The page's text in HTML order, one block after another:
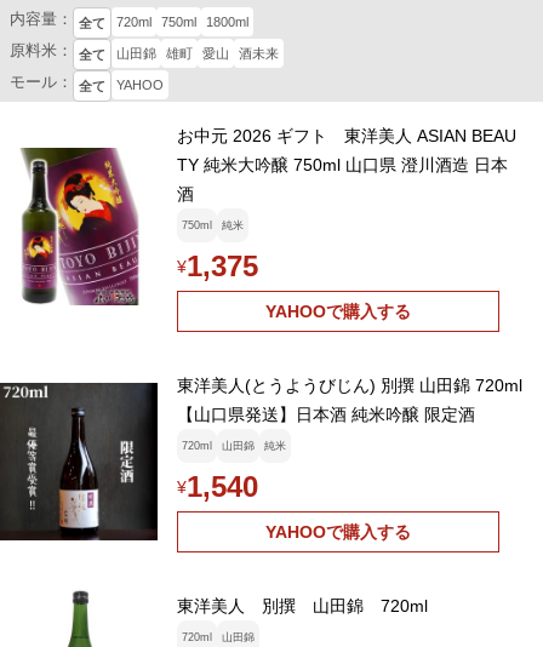
内容量： 全て 720ml 750ml 1800ml
原料米： 全て 山田錦 雄町 愛山 酒未来
モール： 全て YAHOO
お中元 2026 ギフト 東洋美人 ASIAN BEAU
TY 純米大吟醸 750ml 山口県 澄川酒造 日本
酒
750ml 純米
¥1,375
YAHOOで購入する
東洋美人(とうようびじん) 別撰 山田錦 720ml
【山口県発送】日本酒 純米吟醸 限定酒
720ml 山田錦 純米
¥1,540
YAHOOで購入する
東洋美人 別撰 山田錦 720ml
720ml 山田錦